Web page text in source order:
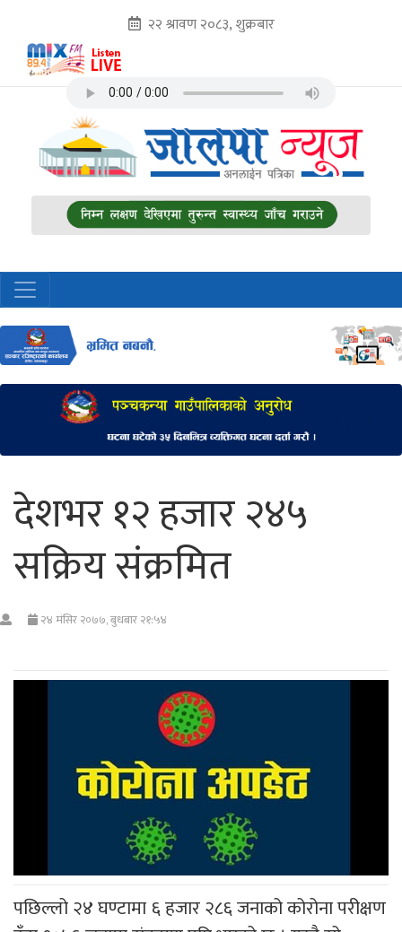
२२ श्रावण २०८३, शुक्रबार
देशभर १२ हजार २४५
सक्रिय संक्रमित
२४ मंसिर २०७७, बुधबार २१:५४
पछिल्लो २४ घण्टामा ६ हजार २८६ जनाको कोरोना परीक्षण